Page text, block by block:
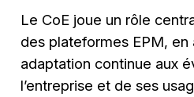
Le CoE joue un rôle
des plateformes EPM, en
adaptation continue aux
l’entreprise et de ses